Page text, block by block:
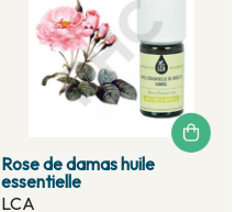
Rose de damas huile
essentielle
LCA